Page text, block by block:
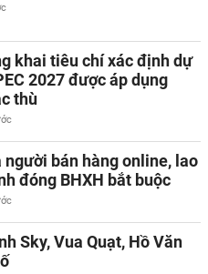
khai tiêu chí xác định dự
2027 được áp dụng
thù
người bán hàng online, lao
đóng BHXH bắt buộc
Sky, Vua Quạt, Hồ Văn